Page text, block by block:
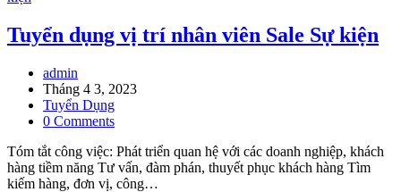
Tuyển dụng vị trí nhân viên Sale Sự kiện
Post
author:
admin
Post
published:
Tháng 4 3, 2023
Post
category:
Tuyển Dụng
Post
0 Comments
Tóm tắt công việc: Phát triển quan hệ với các doanh nghiệp, khách
hàng tiềm năng Tư vấn, đàm phán, thuyết phục khách hàng Tìm
kiếm hàng, đơn vị, công…